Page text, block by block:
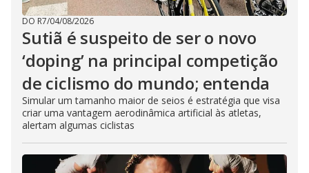
DO R7/04/08/2026
Sutiã é suspeito de ser o novo
‘doping’ na principal competição
de ciclismo do mundo; entenda
Simular um tamanho maior de seios é estratégia que visa
criar uma vantagem aerodinâmica artificial às atletas,
alertam algumas ciclistas